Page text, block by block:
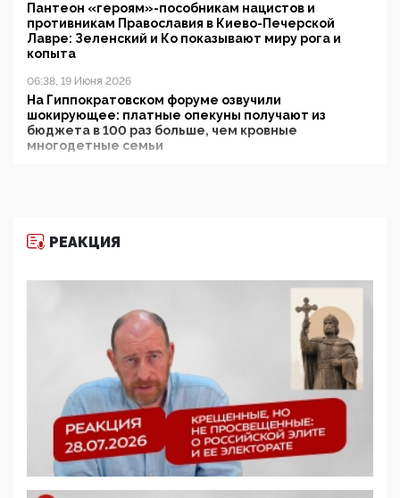
Пантеон «героям»-пособникам нацистов и
противникам Православия в Киево-Печерской
Лавре: Зеленский и Ко показывают миру рога и
копыта
06:38, 19 Июня 2026
На Гиппократовском форуме озвучили
шокирующее: платные опекуны получают из
бюджета в 100 раз больше, чем кровные
многодетные семьи
11:53, 09 Июня 2026
деятельность ИИТО ЮНЕСКО в России, но
цифроглобалисты продолжают определять
повестку в образовании
09:43, 01 Июня 2026
5G за счет здоровья граждан: Минцифры намерено
отобрать у регионов и муниципалитетов право
защищать жилые дома и социальные объекты от
05:58, 26 Мая 2026
Роскомнадзор освободили от борца с
деструктивным и опасным контентом
07:39, 25 Мая 2026
РЕАКЦИЯ